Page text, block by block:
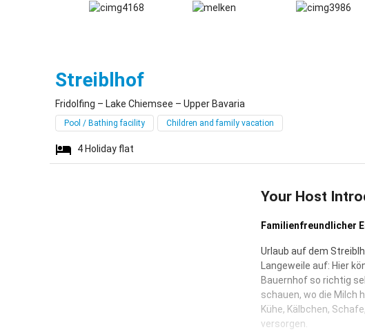
StreiblhofFridolfing
Fridolfing – Lake Chiemsee – Upper Bavaria
Pool / Bathing facility Children and family vacation
4 Holiday flat
Your Host
Familienfreundlicher
Urlaub auf dem
Langeweile auf: Hier
Bauernhof so richtig
schauen, wo die Milch
Kühe, Kälbchen,
versorgen.